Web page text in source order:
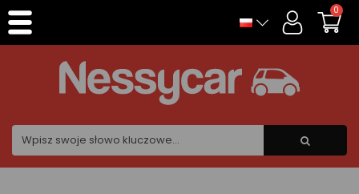
0
Panel zarządzania plikami cookies